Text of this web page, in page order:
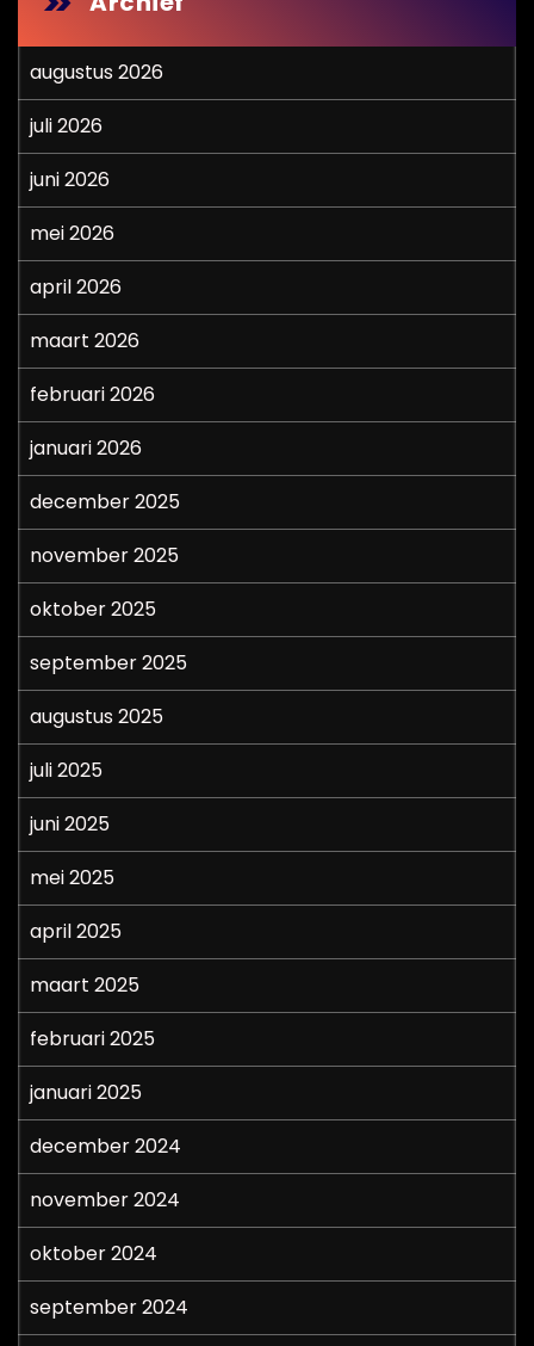
augustus 2026
juli 2026
juni 2026
mei 2026
april 2026
maart 2026
februari 2026
januari 2026
december 2025
november 2025
oktober 2025
september 2025
augustus 2025
juli 2025
juni 2025
mei 2025
april 2025
maart 2025
februari 2025
januari 2025
december 2024
november 2024
oktober 2024
september 2024